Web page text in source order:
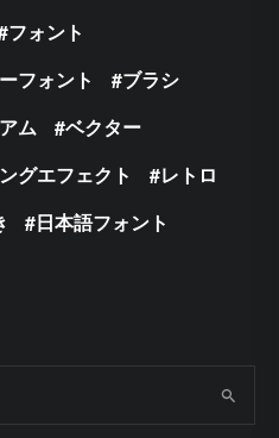
フォント
フォント
ブラシ
ム
ベクター
グエフェクト
レトロ
日本語フォント